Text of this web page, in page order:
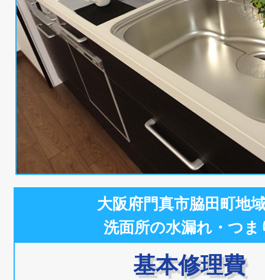
大阪府門真市脇田町地
洗面所の水漏れ・つま
基本修理費